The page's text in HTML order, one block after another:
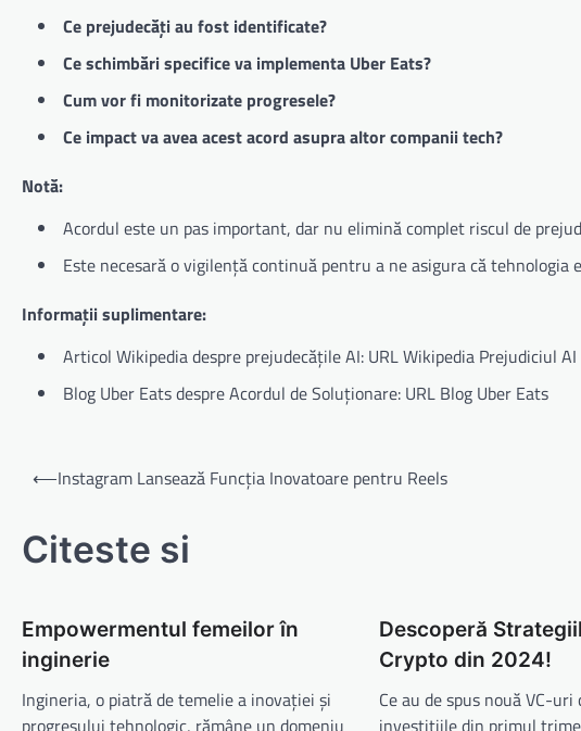
Ce prejudecăți au fost identificate?
Ce schimbări specifice va implementa Uber Eats?
Cum vor fi monitorizate progresele?
Ce impact va avea acest acord asupra altor companii tech?
Notă:
Acordul este un pas important, dar nu elimină complet riscul de
Este necesară o vigilență continuă pentru a ne asigura că tehnologia
Informații suplimentare:
Articol Wikipedia despre prejudecățile AI: URL Wikipedia Prejudiciul AI
Blog Uber Eats despre Acordul de Soluționare: URL Blog Uber Eats
Navigare
articole
⟵Instagram Lansează Funcția Inovatoare pentru Reels
Citeste si
Empowermentul femeilor în
inginerie
Ingineria, o piatră de temelie a inovației și
progresului tehnologic, rămâne un domeniu
Descoperă
Crypto din 2024!
Ce au de spus nouă VC-
investițiile din primul